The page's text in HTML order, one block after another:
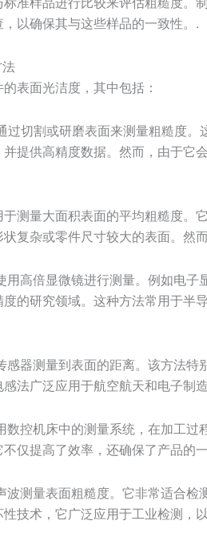
以确保其与这些样品的一致性。.
表面光洁度，其中包括：
过切割或研磨表面来测量粗糙度
提供高精度数据。然而，由于它
测量大面积表面的平均粗糙度。
复杂或零件尺寸较大的表面。然
用高倍显微镜进行测量。例如电
的研究领域。这种方法常用于半
感器测量到表面的距离。该方法
法广泛应用于航空航天和电子制
数控机床中的测量系统，在加工
仅提高了效率，还确保了产品的一
波测量表面粗糙度。它非常适合检
技术，它广泛应用于工业检测，